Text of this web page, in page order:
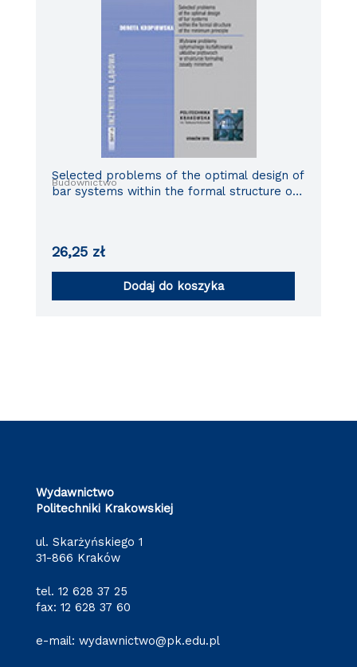
Budownictwo
Selected problems of the optimal design of
bar systems within the formal structure of
26,25 zł
Dodaj do koszyka
Wydawnictwo
Politechniki Krakowskiej
ul. Skarżyńskiego 1
31-866 Kraków
tel. 12 628 37 25
fax: 12 628 37 60
e-mail: wydawnictwo@pk.edu.pl